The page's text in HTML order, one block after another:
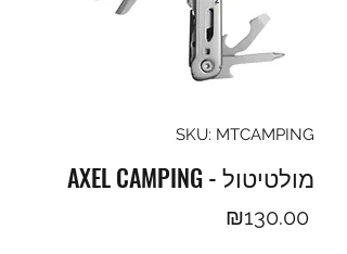
SKU: MTCAMPING
AXEL CAMPING - מולטיטול
₪130.00Price